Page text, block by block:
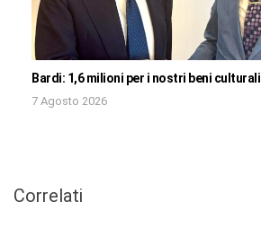
Bardi: 1,6 milioni per i nostri beni culturali
7 Agosto 2026
Correlati